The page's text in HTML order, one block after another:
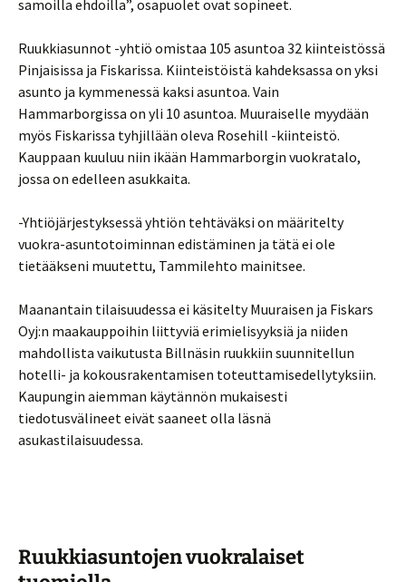
samoilla ehdoilla”, osapuolet ovat sopineet.
Ruukkiasunnot -yhtiö omistaa 105 asuntoa 32 kiinteistössä
Pinjaisissa ja Fiskarissa. Kiinteistöistä kahdeksassa on yksi
asunto ja kymmenessä kaksi asuntoa. Vain
Hammarborgissa on yli 10 asuntoa. Muuraiselle myydään
myös Fiskarissa tyhjillään oleva Rosehill -kiinteistö.
Kauppaan kuuluu niin ikään Hammarborgin vuokratalo,
jossa on edelleen asukkaita.
-Yhtiöjärjestyksessä yhtiön tehtäväksi on määritelty
vuokra-asuntotoiminnan edistäminen ja tätä ei ole
tietääkseni muutettu, Tammilehto mainitsee.
Maanantain tilaisuudessa ei käsitelty Muuraisen ja Fiskars
Oyj:n maakauppoihin liittyviä erimielisyyksiä ja niiden
mahdollista vaikutusta Billnäsin ruukkiin suunnitellun
hotelli- ja kokousrakentamisen toteuttamisedellytyksiin.
Kaupungin aiemman käytännön mukaisesti
tiedotusvälineet eivät saaneet olla läsnä
asukastilaisuudessa.
Ruukkiasuntojen vuokralaiset